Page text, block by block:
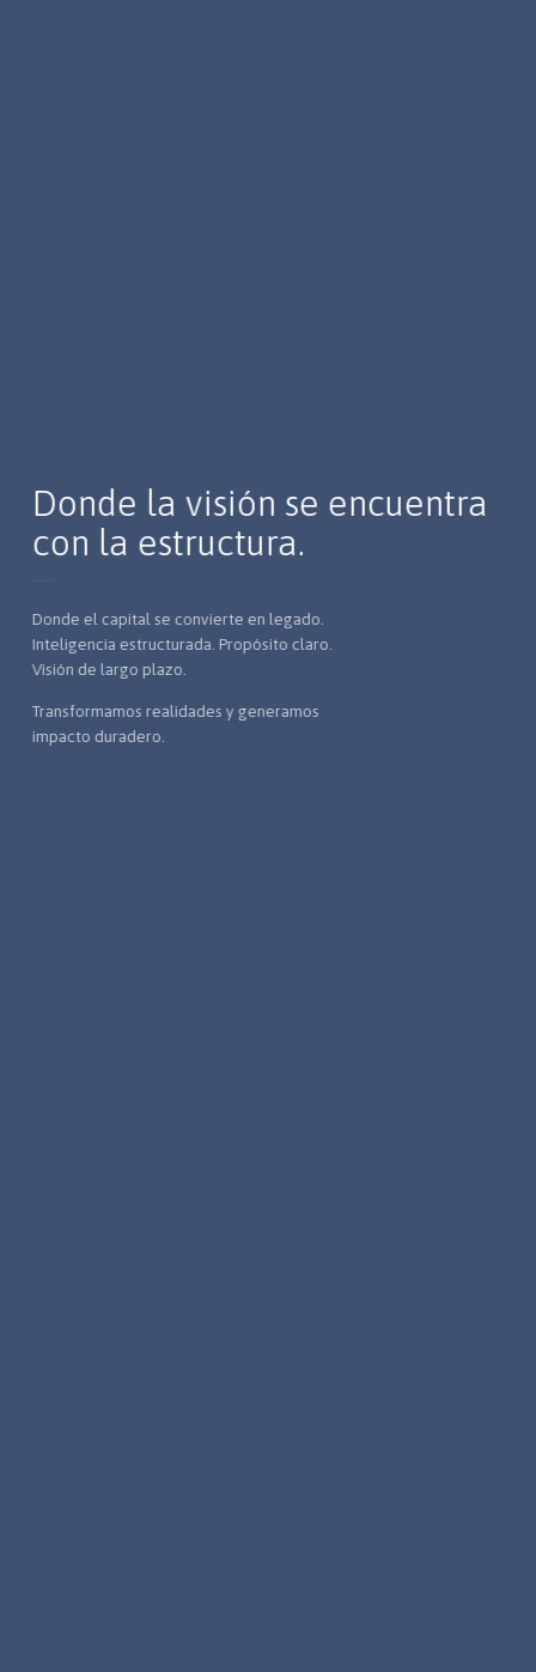
Donde la visión se encuentra
con la estructura.
Donde el capital se convierte en legado.
Inteligencia estructurada. Propósito claro.
Visión de largo plazo.
Transformamos realidades y generamos
impacto duradero.